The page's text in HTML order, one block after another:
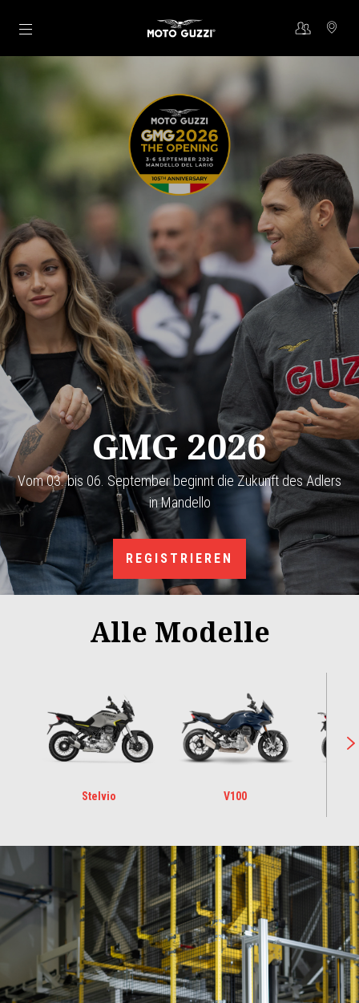
Skip to content
GMG 2026
Vom 03. bis 06. September beginnt die Zukunft des Adlers
in Mandello
REGISTRIEREN
Alle Modelle
Stelvio V100